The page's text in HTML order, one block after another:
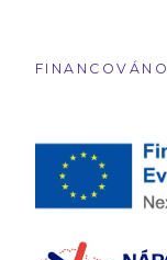
FINANCOVÁNO